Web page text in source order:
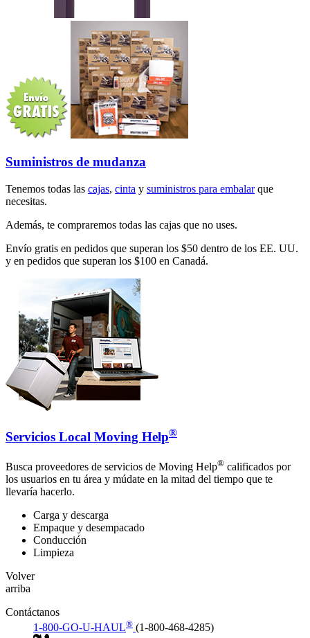
Suministros de mudanza
Tenemos todas las cajas, cinta y suministros para embalarque
necesitas.
Además, te compraremos todas las cajas que no uses.
Envío gratis en pedidos que superan los $50 dentro de los EE. UU.
y en pedidos que superan los $100 en Canadá.
Servicios Local Moving Help®
Busca proveedores de servicios de Moving Help® calificados por
los usuarios en tu área y múdate en la mitad del tiempo que te
llevaría hacerlo.
Carga y descarga
Empaque y desempacado
Conducción
Limpieza
Volver
arriba
Contáctanos
1-800-GO-U-HAUL® (1-800-468-4285)